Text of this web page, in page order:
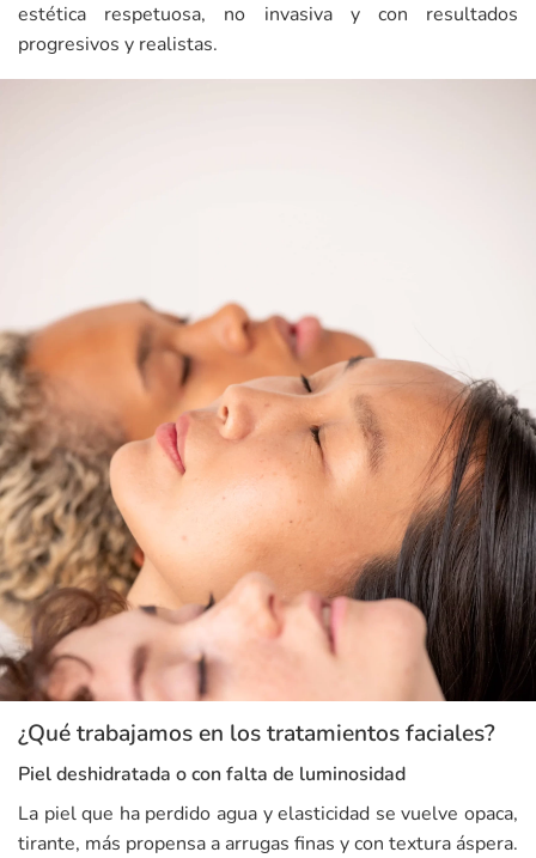
estética respetuosa, no invasiva y con resultados
progresivos y realistas.
¿Qué trabajamos en los tratamientos faciales?
Piel deshidratada o con falta de luminosidad
La piel que ha perdido agua y elasticidad se vuelve opaca,
tirante, más propensa a arrugas finas y con textura áspera.